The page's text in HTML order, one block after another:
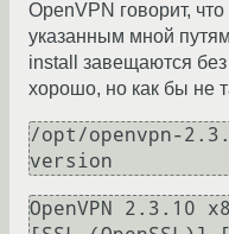
OpenVPN говорит,
указанным мной
install завещаются
хорошо, но как бы не
/opt/openvpn-
version
OpenVPN 2.3.10